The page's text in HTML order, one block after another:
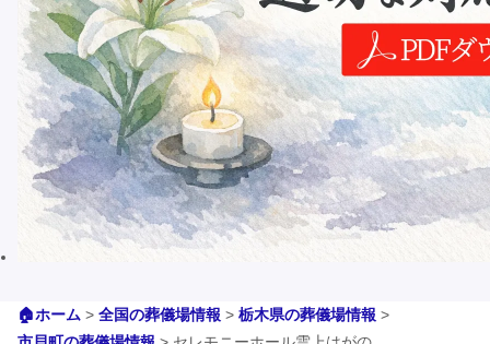
🏠ホーム > 全国の葬儀場情報 > 栃木県の葬儀場情報 >